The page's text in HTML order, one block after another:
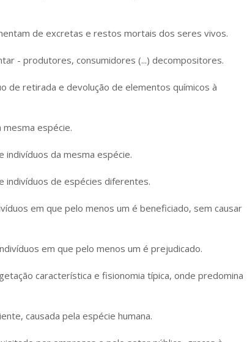
de excretas e restos mortais dos seres vivos.
- produtores, consumidores (...) decompositores.
de retirada e devolução de elementos químicos à
espécie.
indivíduos da mesma espécie.
indivíduos de espécies diferentes.
em que pelo menos um é beneficiado, sem causar
em que pelo menos um é prejudicado.
característica e fisionomia típica, onde predomina
causada pela espécie humana.